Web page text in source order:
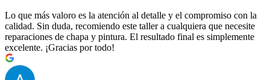
Lo que más valoro es la atención al detalle y el compromiso con la
calidad. Sin duda, recomiendo este taller a cualquiera que necesite
reparaciones de chapa y pintura. El resultado final es simplemente
excelente. ¡Gracias por todo!